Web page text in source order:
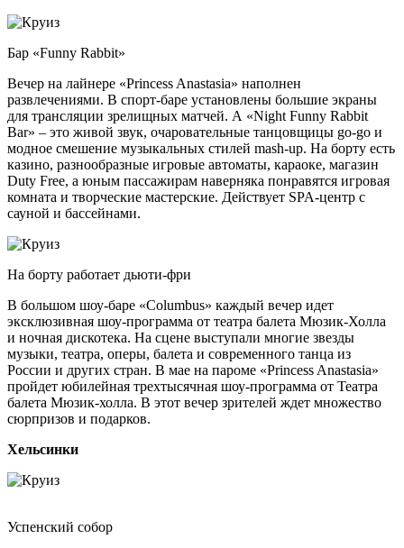
Бар «Funny Rabbit»
Вечер на лайнере «Princess Anastasia» наполнен
развлечениями. В спорт-баре установлены большие экраны
для трансляции зрелищных матчей. А «Night Funny Rabbit
Bar» – это живой звук, очаровательные танцовщицы go-go и
модное смешение музыкальных стилей mash-up. На борту есть
казино, разнообразные игровые автоматы, караоке, магазин
Duty Free, а юным пассажирам наверняка понравятся игровая
комната и творческие мастерские. Действует SPA-центр с
сауной и бассейнами.
На борту работает дьюти-фри
В большом шоу-баре «Columbus» каждый вечер идет
эксклюзивная шоу-программа от театра балета Мюзик-Холла
и ночная дискотека. На сцене выступали многие звезды
музыки, театра, оперы, балета и современного танца из
России и других стран. В мае на пароме «Princess Anastasia»
пройдет юбилейная трехтысячная шоу-программа от Театра
балета Мюзик-холла. В этот вечер зрителей ждет множество
сюрпризов и подарков.
Хельсинки
Успенский собор